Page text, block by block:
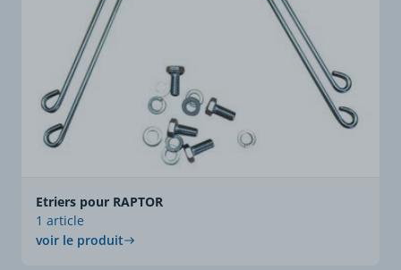
Etriers pour RAPTOR
1 article
voir le produit